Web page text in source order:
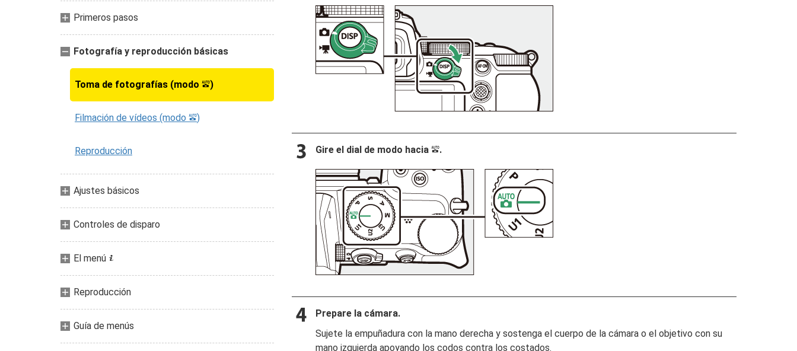
Primeros pasos
Fotografía y reproducción básicas
Toma de fotografías (modo b)
Filmación de vídeos (modo b)
Reproducción
Ajustes básicos
Controles de disparo
El menú i
Reproducción
Guía de menús
Gire el dial de modo hacia b.
Prepare la cámara.
Sujete la empuñadura con la mano derecha y sostenga el cuerpo de la cámara o el objetivo con su
mano izquierda apoyando los codos contra los costados.